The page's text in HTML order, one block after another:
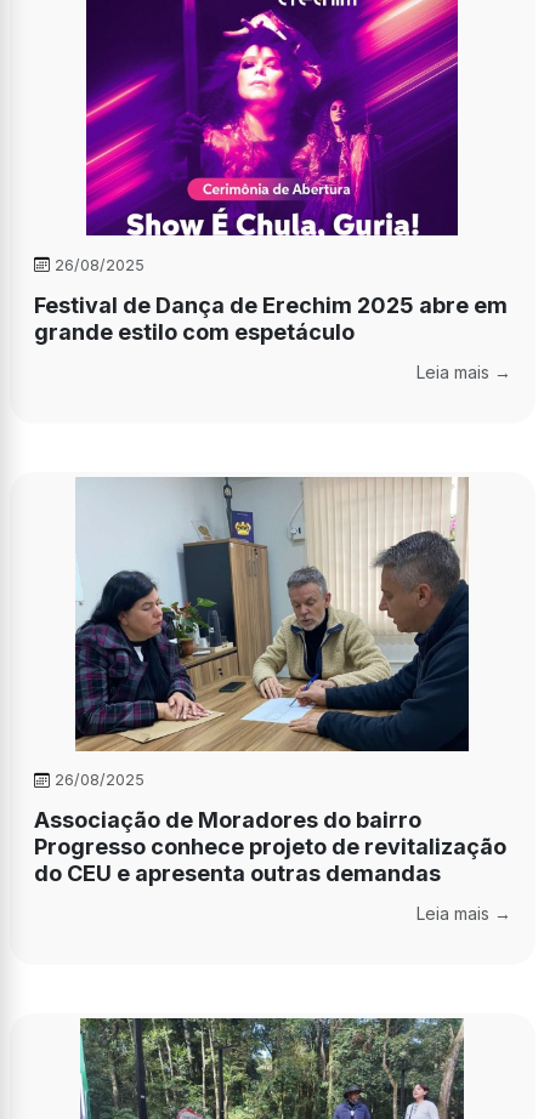
26/08/2025
Festival de Dança de Erechim 2025 abre em
grande estilo com espetáculo
Leia mais →
26/08/2025
Associação de Moradores do bairro
Progresso conhece projeto de revitalização
do CEU e apresenta outras demandas
Leia mais →